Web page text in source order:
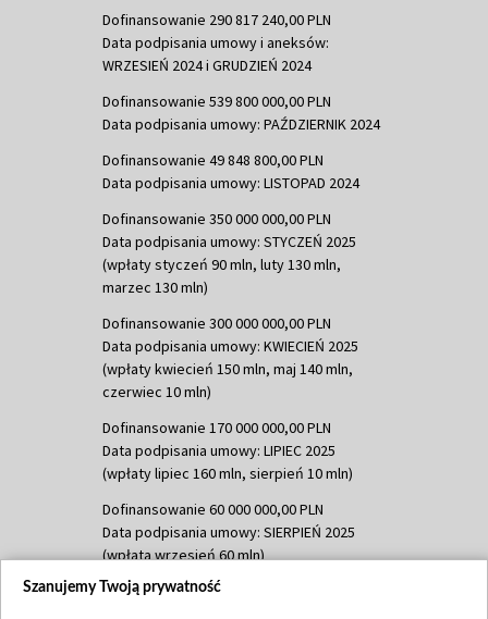
Dofinansowanie 290 817 240,00 PLN
Data podpisania umowy i aneksów:
WRZESIEŃ 2024 i GRUDZIEŃ 2024
Dofinansowanie 539 800 000,00 PLN
Data podpisania umowy: PAŹDZIERNIK 2024
Dofinansowanie 49 848 800,00 PLN
Data podpisania umowy: LISTOPAD 2024
Dofinansowanie 350 000 000,00 PLN
Data podpisania umowy: STYCZEŃ 2025
(wpłaty styczeń 90 mln, luty 130 mln,
marzec 130 mln)
Dofinansowanie 300 000 000,00 PLN
Data podpisania umowy: KWIECIEŃ 2025
(wpłaty kwiecień 150 mln, maj 140 mln,
czerwiec 10 mln)
Dofinansowanie 170 000 000,00 PLN
Data podpisania umowy: LIPIEC 2025
(wpłaty lipiec 160 mln, sierpień 10 mln)
Dofinansowanie 60 000 000,00 PLN
Data podpisania umowy: SIERPIEŃ 2025
(wpłata wrzesień 60 mln)
Dofinansowanie 635 783 051,21 PLN
Szanujemy Twoją prywatność